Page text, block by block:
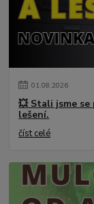
01.08.2026
💥 Stali jsme se
lešení.
číst celé